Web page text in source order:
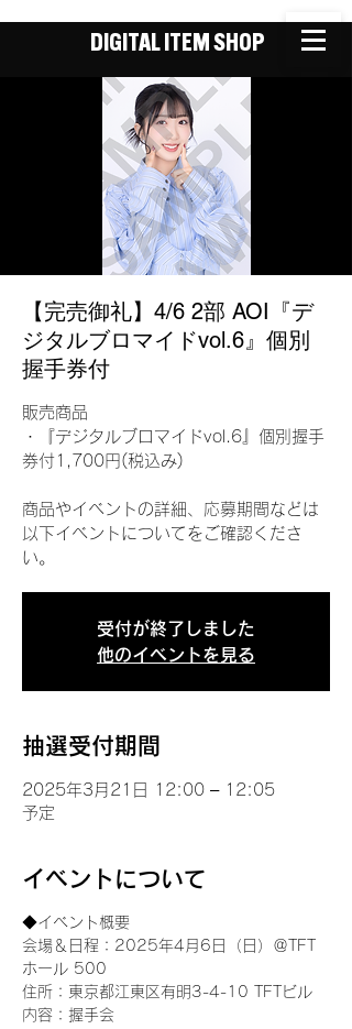
DIGITAL ITEM SHOP
【完売御礼】4/6 2部 AOI『デ
ジタルブロマイドvol.6』個別
握手券付
販売商品
・『デジタルブロマイドvol.6』個別握手
券付1,700円(税込み)
商品やイベントの詳細、応募期間などは
以下イベントについてをご確認くださ
い。
受付が終了しました
他のイベントを見る
抽選受付期間
2025年3月21日 12:00 – 12:05
予定
イベントについて
◆イベント概要
会場＆日程：2025年4月6日（日）＠TFT
ホール 500
住所：東京都江東区有明3-4-10 TFTビル
内容：握手会